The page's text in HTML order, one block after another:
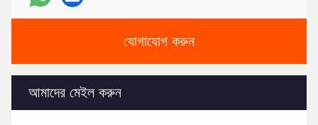
যোগাযোগ করুন
আমাদের মেইল ​​করুন